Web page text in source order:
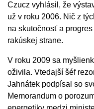
Czucz vyhlásil, že
už v roku 2006. Nič z
na skutočnosť a
rakúskej strane.
V roku 2009 sa
oživila. Vtedajší šéf
Jahnátek podpísal so
Memorandum o